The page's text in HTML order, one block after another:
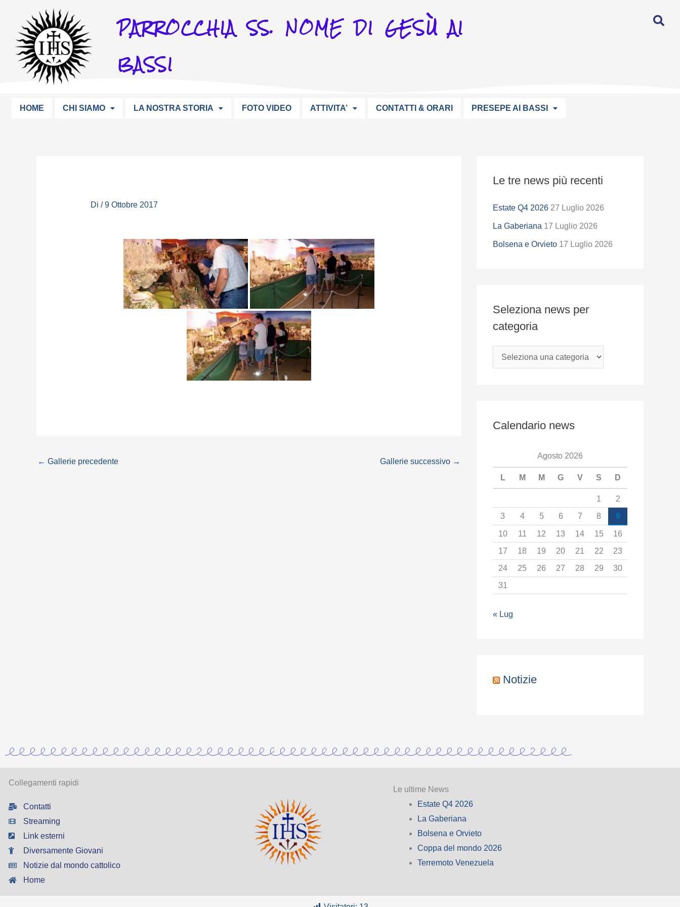
contenuto
PARROCCHIA SS. NOME DI GESÙ AI
BASSI
HOME CHI SIAMO LA NOSTRA STORIA FOTO VIDEO ATTIVITA’ CONTATTI & ORARI PRESEPE AI BASSI
Di /9 Ottobre 2017
← Gallerie precedente Gallerie successivo →
Le tre news più recenti
Estate Q4 2026 27 Luglio 2026
La Gaberiana 17 Luglio 2026
Bolsena e Orvieto 17 Luglio 2026
Seleziona news per
categoria
e
e
z
i
n
e
c
g
Calendario news
Agosto 2026
L M M G V S D
1
2
3
4 5 6 7 8 9
10 11 12 13 14 15
16
17
18 19 20 21 22
23
24
25 26 27 28 29
30
31
« Lug
Notizie
Collegamenti rapidi
Contatti
Streaming
Link esterni
Diversamente Giovani
Notizie dal mondo cattolico
Home
Le ultime News
Estate Q4 2026
La Gaberiana
Bolsena e Orvieto
Coppa del mondo 2026
Terremoto Venezuela